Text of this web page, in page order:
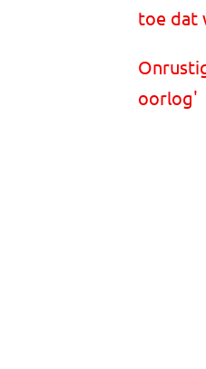
toe dat
oorlog'